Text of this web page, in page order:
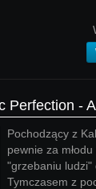
Perfection -
Pochodzący z
pewnie za
"grzebaniu ludzi"
Tymczasem z